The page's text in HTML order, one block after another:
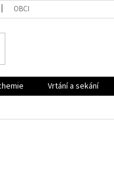
OBCHODNÍ PODMÍNKY
Vrtání a sekání